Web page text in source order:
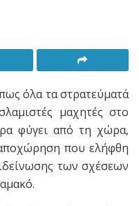
όλα τα στρατεύματά
μαχητές στο
φύγει από τη χώρα,
που ελήφθη
των σχέσεων